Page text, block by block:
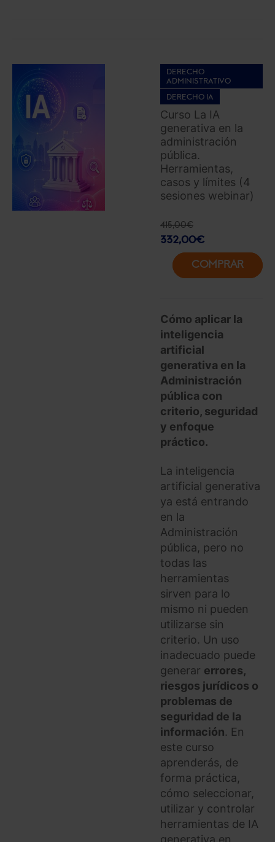
DERECHO
ADMINISTRATIVO
DERECHO IA
Curso La IA
generativa en la
administración
pública.
Herramientas,
casos y límites (4
sesiones webinar)
415,00€
332,00€
COMPRAR
Cómo aplicar la
inteligencia
artificial
generativa en la
Administración
pública con
criterio, seguridad
y enfoque
práctico.
La inteligencia
artificial generativa
ya está entrando
en la
Administración
pública, pero no
todas las
herramientas
sirven para lo
mismo ni pueden
utilizarse sin
criterio. Un uso
inadecuado puede
generar errores,
riesgos jurídicos o
problemas de
seguridad de la
información. En
este curso
aprenderás, de
forma práctica,
cómo seleccionar,
utilizar y controlar
herramientas de IA
generativa en